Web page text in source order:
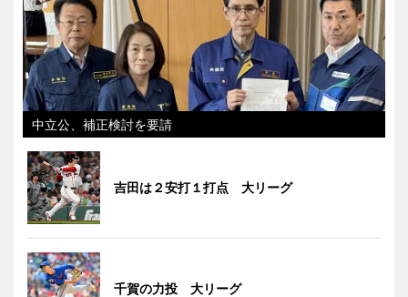
中立公、補正検討を要請
吉田は２安打１打点 大リーグ
千賀の力投 大リーグ